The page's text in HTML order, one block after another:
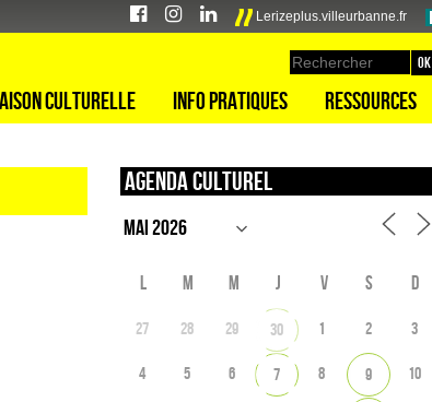
Lerizeplus.villeurbanne.fr
culturelle Info pratiques Ressources
Agenda culturel
L M M J V S D
27 28 29 30 1 2 3
4 5 6 7 8 9 10